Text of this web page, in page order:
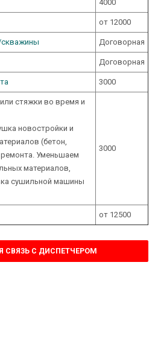
4000
от 12000
Договорная
Договорная
3000
стяжки во время и
новостройки и
(бетон,
Уменьшаем
материалов,
сушильной машины
3000
от 12500
СВЯЗЬ С ДИСПЕТЧЕРОМ